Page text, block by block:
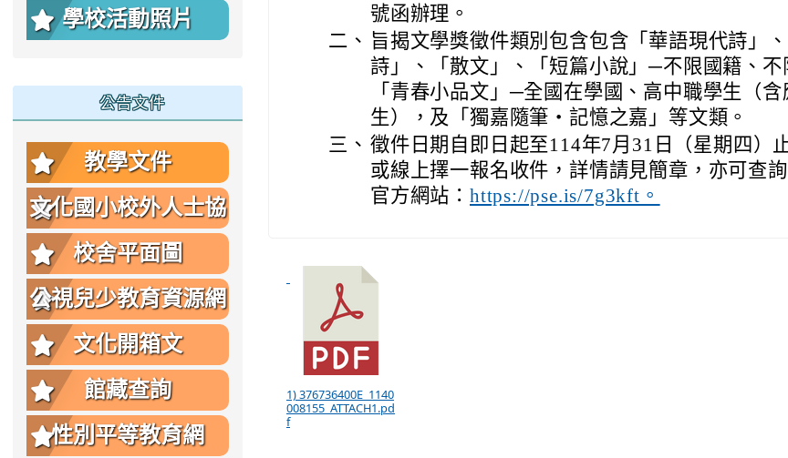
號函辦理。
二、 旨揭文學獎徵件類別包含包含「華語現代詩」
詩」、「散文」、「短篇小說」─不限國籍、不
「青春小品文」─全國在學國、高中職學生（含
生），及「獨嘉隨筆‧記憶之嘉」等文類。
三、 徵件日期自即日起至114年7月31日（星期四）
或線上擇一報名收件，詳情請見簡章，亦可查
官方網站： https://pse.is/7g3kft。
1) 376736400E_1140
008155_ATTACH1.pd
f
學校活動照片
公告文件
教學文件
文化國小校外人士協
助教學或活動要點
校舍平面圖
公視兒少教育資源網
文化開箱文
館藏查詢
性別平等教育網